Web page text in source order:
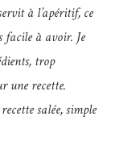
à l’apéritif, ce
facile à avoir. Je
trop
une recette.
salée, simple